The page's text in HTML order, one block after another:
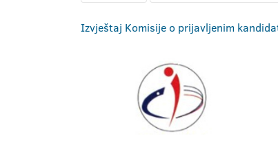
Izvještaj Komisije o prijavljenim